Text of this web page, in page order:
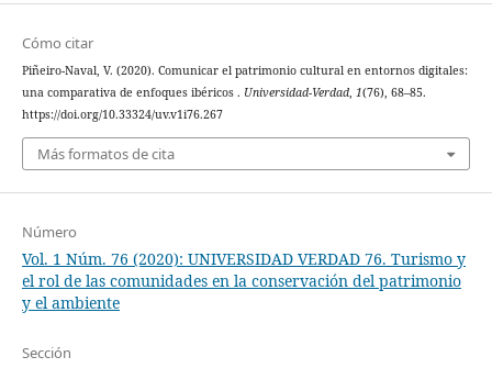
Cómo citar
Piñeiro-Naval, V. (2020). Comunicar el patrimonio cultural en entornos digitales:
una comparativa de enfoques ibéricos . Universidad-Verdad, 1(76), 68–85.
https://doi.org/10.33324/uv.v1i76.267
Más formatos de cita
Número
Vol. 1 Núm. 76 (2020): UNIVERSIDAD VERDAD 76. Turismo y
el rol de las comunidades en la conservación del patrimonio
y el ambiente
Sección